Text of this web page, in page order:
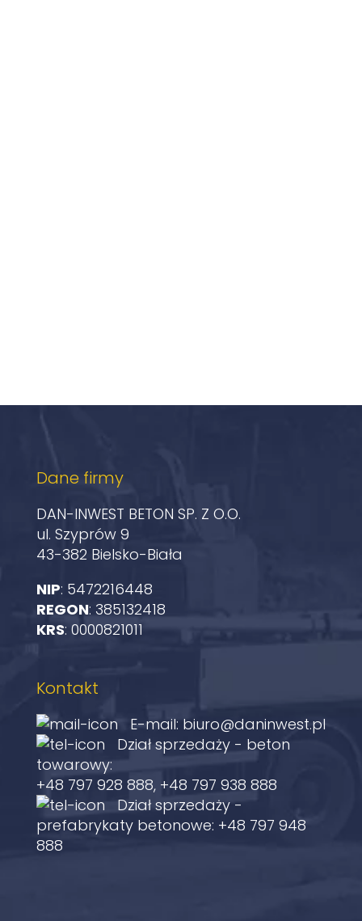
Dane firmy
DAN-INWEST BETON SP. Z O.O.
ul. Szyprów 9
43-382 Bielsko-Biała
NIP: 5472216448
REGON: 385132418
KRS: 0000821011
Kontakt
E-mail: biuro@daninwest.pl
Dział sprzedaży - beton
towarowy:
+48 797 928 888, +48 797 938 888
Dział sprzedaży -
prefabrykaty betonowe: +48 797 948
888